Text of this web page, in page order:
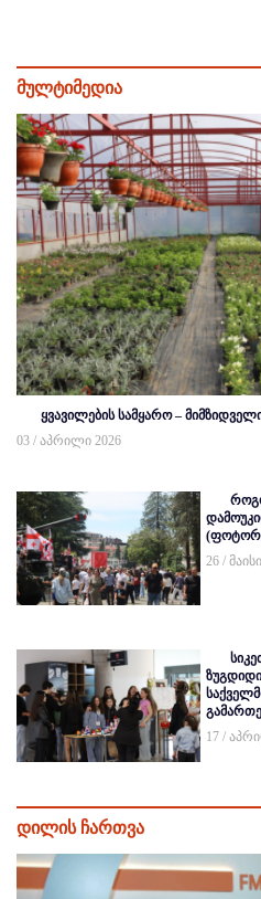
მულტიმედია
ყვავილების სამყარო –
03 / აპრილი 2026
26 /
17 /
დილის ჩართვა